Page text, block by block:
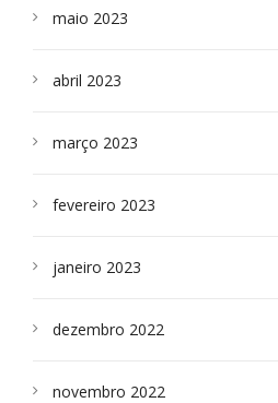
maio 2023
abril 2023
março 2023
fevereiro 2023
janeiro 2023
dezembro 2022
novembro 2022